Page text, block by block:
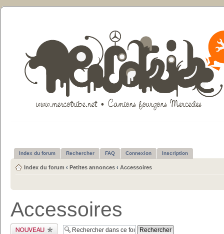
Index du forum Rechercher FAQ Connexion Inscription
Index du forum ‹ Petites annonces ‹ Accessoires
Accessoires
Publier un nouveau
sujet